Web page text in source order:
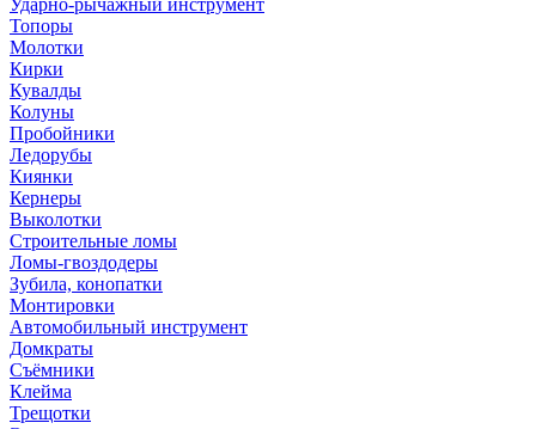
Ударно-рычажный инструмент
Топоры
Молотки
Кирки
Кувалды
Колуны
Пробойники
Ледорубы
Киянки
Кернеры
Выколотки
Строительные ломы
Ломы-гвоздодеры
Зубила, конопатки
Монтировки
Автомобильный инструмент
Домкраты
Съёмники
Клейма
Трещотки